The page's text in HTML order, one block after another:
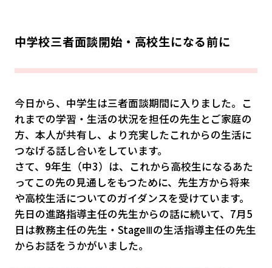
中学校三者面談開始・高校生になる前に
今日から、中学生は三者面談期間に入りました。こ
れまでの学習・生活の状況を担任の先生とご家庭の
方、本人が共有し、より充実したこれからの生活に
つなげる話し合いをしています。
さて、9年生（中3）は、これから高校生になるあた
ってこの先の見通しをもつために、先生方から将来
や高校生活についてのガイダンスを受けています。
先日の進路指導主任の先生からの話に続いて、7月5
日は教務主任の先生・StageⅢの生活指導主任の先生
からお話をうかがいました。